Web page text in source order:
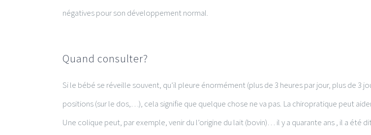
négatives pour son développement normal.
Quand consulter?
Si le bébé se réveille souvent, qu’il pleure énormément (plus de 3 heures par jour, plus de 3
positions (sur le dos,…), cela signifie que quelque chose ne va pas. La chiropratique peut
Une colique peut, par exemple, venir du l’origine du lait (bovin)… il y a quarante ans , il a été